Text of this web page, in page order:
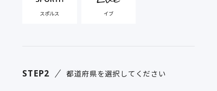
スポルス イブ
STEP2 都道府県を選択してください